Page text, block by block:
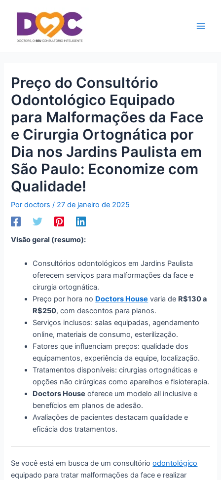
conteúdo
Preço do Consultório
Odontológico Equipado
para Malformações da Face
e Cirurgia Ortognática por
Dia nos Jardins Paulista em
São Paulo: Economize com
Qualidade!
Pordoctors/ 27 de janeiro de 2025
Visão geral (resumo):
Consultórios odontológicos em Jardins Paulista
oferecem serviços para malformações da face e
cirurgia ortognática.
Preço por hora no Doctors House varia de R$130 a
R$250, com descontos para planos.
Serviços inclusos: salas equipadas, agendamento
online, materiais de consumo, esterilização.
Fatores que influenciam preços: qualidade dos
equipamentos, experiência da equipe, localização.
Tratamentos disponíveis: cirurgias ortognáticas e
opções não cirúrgicas como aparelhos e fisioterapia.
Doctors House oferece um modelo all inclusive e
benefícios em planos de adesão.
Avaliações de pacientes destacam qualidade e
eficácia dos tratamentos.
Se você está em busca de um consultórioodontológico
equipado para tratar malformações da face e realizar